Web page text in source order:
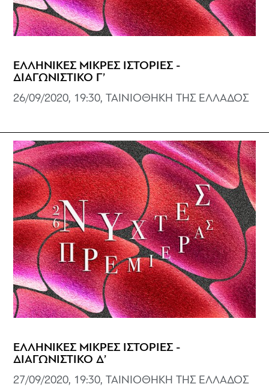
ΕΛΛΗΝΙΚΕΣ ΜΙΚΡΕΣ ΙΣΤΟΡΙΕΣ -
ΔΙΑΓΩΝΙΣΤΙΚΟ Γ’
26/09/2020, 19:30, ΤΑΙΝΙΟΘΗΚΗ ΤΗΣ ΕΛΛΑΔΟΣ
ΕΛΛΗΝΙΚΕΣ ΜΙΚΡΕΣ ΙΣΤΟΡΙΕΣ -
ΔΙΑΓΩΝΙΣΤΙΚΟ Δ’
27/09/2020, 19:30, ΤΑΙΝΙΟΘΗΚΗ ΤΗΣ ΕΛΛΑΔΟΣ